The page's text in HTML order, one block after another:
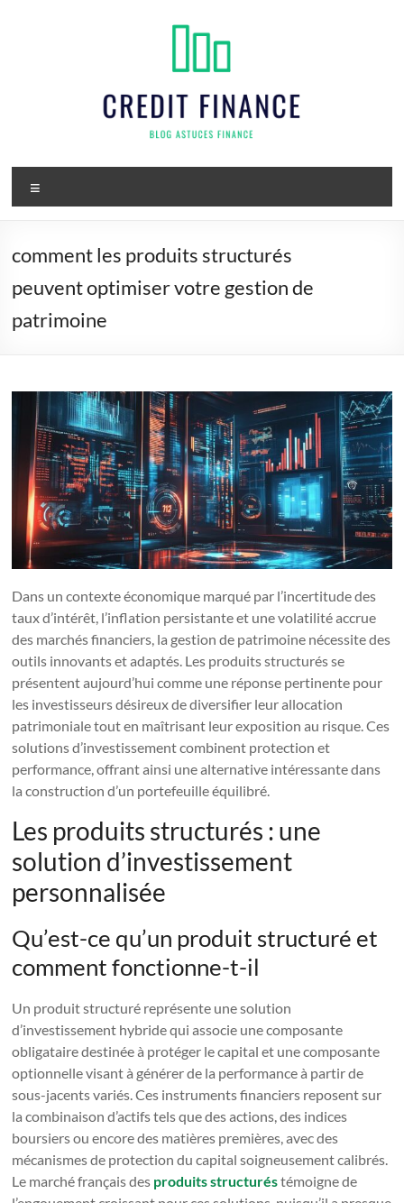
Credit
finance
comment les produits structurés
peuvent optimiser votre gestion de
patrimoine
Dans un contexte économique marqué par l’incertitude des
taux d’intérêt, l’inflation persistante et une volatilité accrue
des marchés financiers, la gestion de patrimoine nécessite des
outils innovants et adaptés. Les produits structurés se
présentent aujourd’hui comme une réponse pertinente pour
les investisseurs désireux de diversifier leur allocation
patrimoniale tout en maîtrisant leur exposition au risque. Ces
solutions d’investissement combinent protection et
performance, offrant ainsi une alternative intéressante dans
la construction d’un portefeuille équilibré.
Les produits structurés : une
solution d’investissement
personnalisée
Qu’est-ce qu’un produit structuré et
comment fonctionne-t-il
Un produit structuré représente une solution
d’investissement hybride qui associe une composante
obligataire destinée à protéger le capital et une composante
optionnelle visant à générer de la performance à partir de
sous-jacents variés. Ces instruments financiers reposent sur
la combinaison d’actifs tels que des actions, des indices
boursiers ou encore des matières premières, avec des
mécanismes de protection du capital soigneusement calibrés.
Le marché français des produits structuréstémoigne de